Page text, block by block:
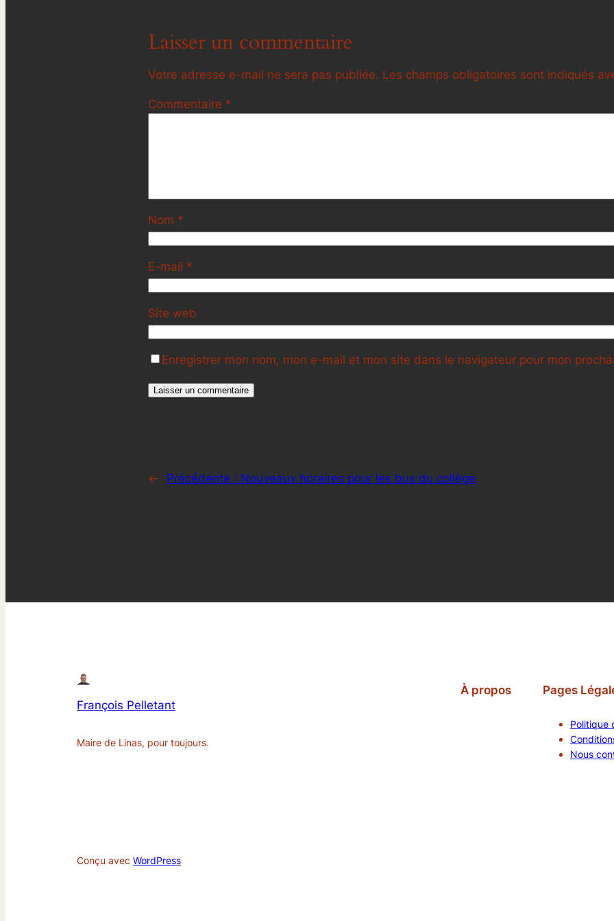
Laisser un commentaire
Votre adresse e-mail ne sera pas publiée. Les champs obligatoires sont indiqués
Commentaire *
Nom *
E-mail *
Site web
Enregistrer mon nom, mon e-mail et mon site dans le navigateur pour mon
← Précédente : Nouveaux horaires pour les bus du collège
François Pelletant
Maire de Linas, pour toujours.
À propos Pages
Politique
Nous
Conçu avec WordPress